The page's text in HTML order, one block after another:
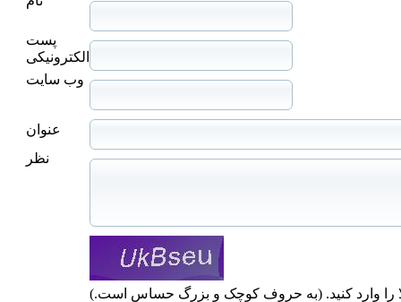
پست
الکترونیکی
وب سایت
عنوان
نظر
را وارد کنید. (به حروف کوچک و بزرگ حساس است.)